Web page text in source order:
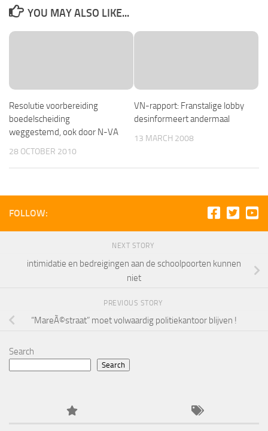
YOU MAY ALSO LIKE...
Resolutie voorbereiding
boedelscheiding
weggestemd, ook door N-VA
28 OCTOBER 2010
VN-rapport: Franstalige lobby
desinformeert andermaal
13 MARCH 2008
FOLLOW:
NEXT STORY
intimidatie en bedreigingen aan de schoolpoorten kunnen
niet
PREVIOUS STORY
“MareÃ©straat” moet volwaardig politiekantoor blijven !
Search
Search